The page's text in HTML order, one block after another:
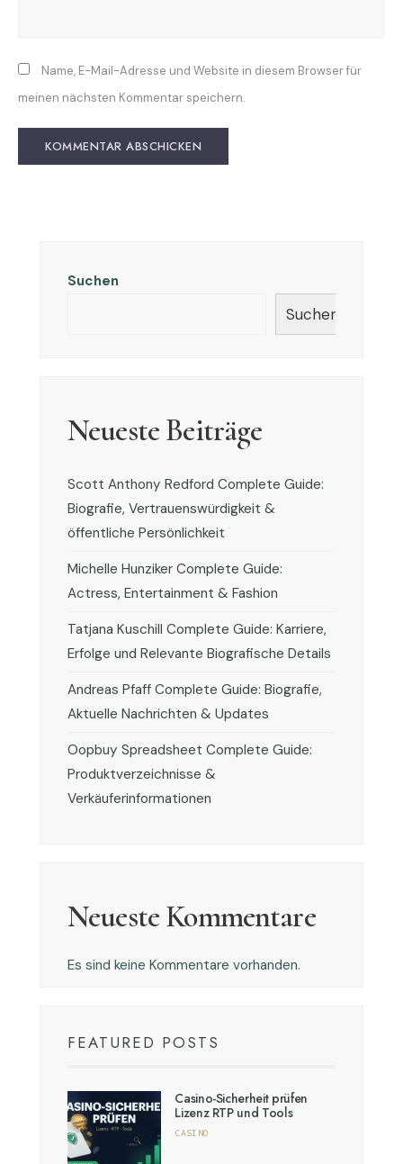
Name, E-Mail-Adresse und Website in diesem Browser für
meinen nächsten Kommentar speichern.
Suchen
Suchen
Neueste Beiträge
Scott Anthony Redford Complete Guide:
Biografie, Vertrauenswürdigkeit &
öffentliche Persönlichkeit
Michelle Hunziker Complete Guide:
Actress, Entertainment & Fashion
Tatjana Kuschill Complete Guide: Karriere,
Erfolge und Relevante Biografische Details
Andreas Pfaff Complete Guide: Biografie,
Aktuelle Nachrichten & Updates
Oopbuy Spreadsheet Complete Guide:
Produktverzeichnisse &
Verkäuferinformationen
Neueste Kommentare
Es sind keine Kommentare vorhanden.
FEATURED POSTS
Casino-Sicherheit prüfen
Lizenz RTP und Tools
CASINO